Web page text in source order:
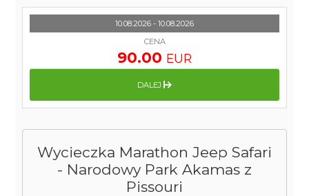
Wycieczka Marathon Jeep Safari
- Narodowy Park Akamas z
Pissouri
10.08.2026 - 10.08.2026
CENA
90.00 EUR
DALEJ